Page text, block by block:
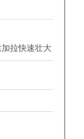
拉快速壮大